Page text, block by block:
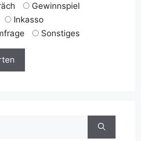
Gewinnspiel
Inkasso
Sonstiges